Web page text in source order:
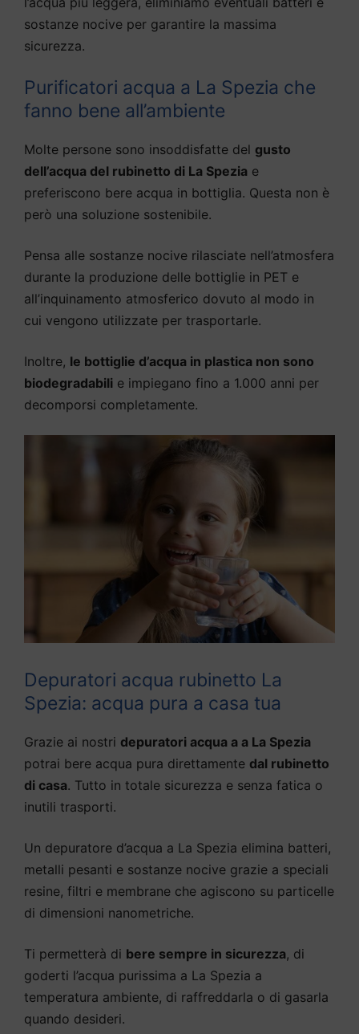
sostanze nocive per garantire la massima
sicurezza.
Purificatori acqua a La Spezia che
fanno bene all’ambiente
Molte persone sono insoddisfatte del gusto
dell’acqua del rubinetto di La Spezia e
preferiscono bere acqua in bottiglia. Questa non è
però una soluzione sostenibile.
Pensa alle sostanze nocive rilasciate nell’atmosfera
durante la produzione delle bottiglie in PET e
all’inquinamento atmosferico dovuto al modo in
cui vengono utilizzate per trasportarle.
Inoltre, le bottiglie d’acqua in plastica non sono
biodegradabili e impiegano fino a 1.000 anni per
decomporsi completamente.
Depuratori acqua rubinetto La
Spezia: acqua pura a casa tua
Grazie ai nostri depuratori acqua a a La Spezia
potrai bere acqua pura direttamente dal rubinetto
di casa. Tutto in totale sicurezza e senza fatica o
inutili trasporti.
Un depuratore d’acqua a La Spezia elimina batteri,
metalli pesanti e sostanze nocive grazie a speciali
resine, filtri e membrane che agiscono su particelle
di dimensioni nanometriche.
Ti permetterà di bere sempre in sicurezza, di
goderti l’acqua purissima a La Spezia a
temperatura ambiente, di raffreddarla o di gasarla
quando desideri.